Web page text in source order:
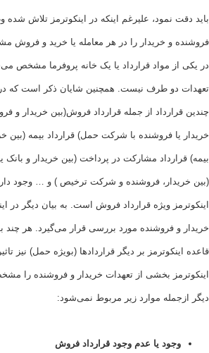
نمود، علیرغم اینکه در اینکوترمز تلاش شده وظایف
و خریدار را در هر معامله یا خرید و فروش
مواد قرارداد یا یک خانه پروفرما مشخص می‌شود و
دو طرف نیست. همچنین شایان ذکر است که در یک
از جمله قرارداد فروش(بین خریدار و
فروشنده با شرکت حمل) قرارداد بیمه (بین خریدار
مشارکت در پرداخت (بین خریدار و بانک یا نهاد
فروشنده و شرکت ترخیص ) و … وجود دارد. نکته
ویژه قرارداد فروش است. به بیان دیگر در
فروشنده مورد بررسی قرار می‌گیرد. هر چند بدیهی
بر دیگر قراردادها (بویژه حمل) نیز تاثیرگذار
بخشی از تعهدات خریدار و فروشنده را مشخص
موارد زیر مربوط نمی‌شود:
یا عدم وجود قرارداد فروش